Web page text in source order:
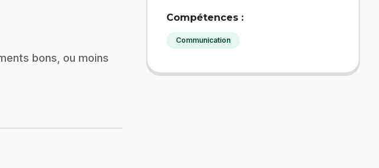
bons, ou moins
Compétences :
Communication